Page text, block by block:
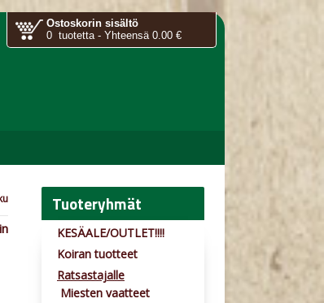
Ostoskorin sisältö
0 tuotetta - Yhteensä 0.00 €
Tuoteryhmät
KESÄALE/OUTLET!!!!
Koiran tuotteet
Ratsastajalle
Miesten vaatteet